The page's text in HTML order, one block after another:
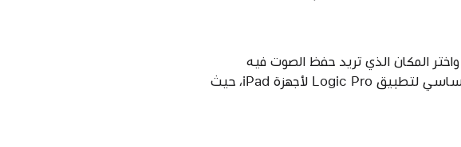
المكان الذي تريد حفظ الصوت فيه
(iCloud Drive أو جهازك مثلاً)، ثم اضغط على "حفظ". لا تختر المجلد الأساسي لتطبيق Logic Pro لأجهزة iPad، حيث